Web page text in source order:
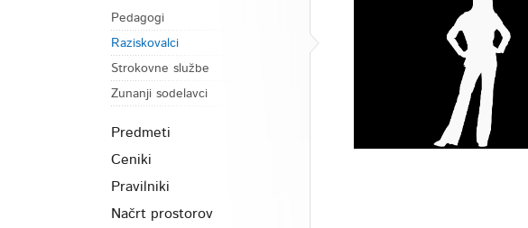
Pedagogi
Raziskovalci
Strokovne službe
Zunanji sodelavci
Predmeti
Ceniki
Pravilniki
Načrt prostorov